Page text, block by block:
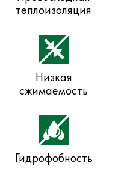
теплоизоляция
Низкая
сжимаемость
Гидрофобность